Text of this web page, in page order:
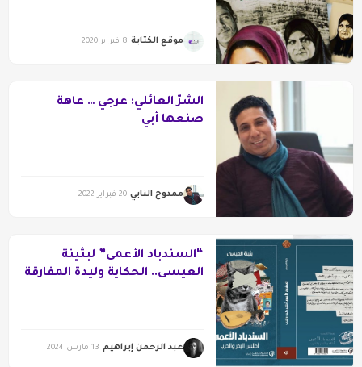
موقع الكتابة 8 فبراير 2020
الشرُّ العائلي: عرجي … عاهة
صنعها أبي
ممدوح النابي 20 فبراير 2022
“السندباد الأعمى” لبثينة
العيسى.. الحكاية وليدة المفارقة
عبد الرحمن إبراهيم 13 مارس 2024